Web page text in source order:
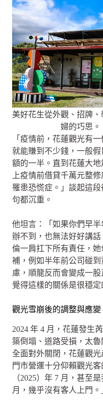
美好花生從外觀、招牌
婦的巧思。
「疫情前，花蓮觀光有
就能賺到不少錢，一般
額的一半。直到花蓮大
上疫情前借貸千萬元整
罹患恐慌症。」談起這
句都沉重。
他坦言：「如果你們早
辦不到，也無法好好講
倫一肩扛下所有責任，
補，例如半年前公司碰
慮，順龍反而會變成一
覺得這樣的關係是很穩定
觀光雪崩後的調整與應
2024 年 4 月，花蓮發生
築倒塌、道路受損，太
全面對外關閉，花蓮觀
門市營運十分仰賴觀光
（2025）年 7 月，甚至
月，幾乎沒有客人上門